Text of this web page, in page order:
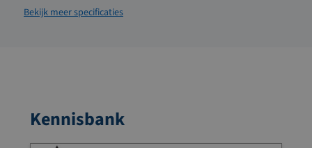
Bekijk meer specificaties
Kennisbank